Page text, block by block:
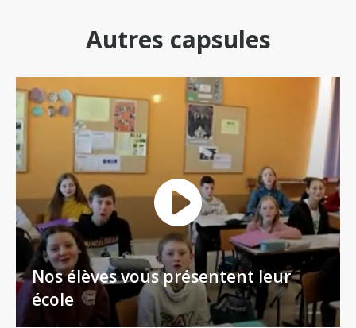
Autres capsules
Nos élèves vous présentent leur
école